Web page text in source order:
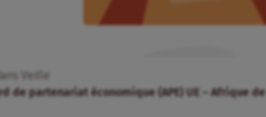
Veille
de partenariat économique (APE) UE – Afrique de